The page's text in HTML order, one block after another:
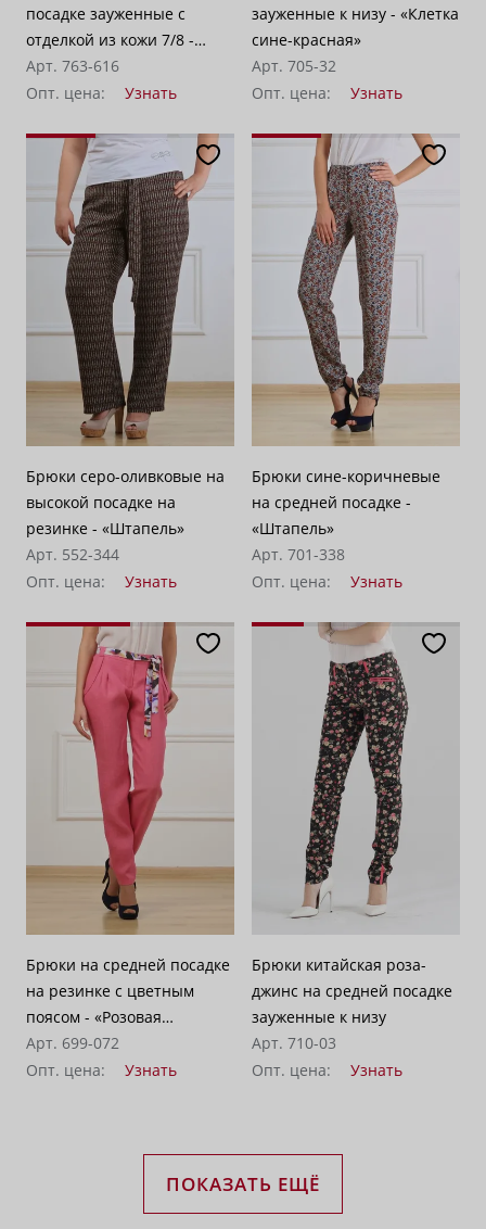
посадке зауженные с
отделкой из кожи 7/8 -
«Полоска резорт»
Арт. 763-616
Опт. цена:
Узнать
зауженные к низу - «Клетка
сине-красная»
Арт. 705-32
Опт. цена:
Узнать
Брюки серо-оливковые на
высокой посадке на
резинке - «Штапель»
Арт. 552-344
Опт. цена:
Узнать
Брюки сине-коричневые
на средней посадке -
«Штапель»
Арт. 701-338
Опт. цена:
Узнать
Брюки на средней посадке
на резинке с цветным
поясом - «Розовая
орхидея»
Арт. 699-072
Опт. цена:
Узнать
Брюки китайская роза-
джинс на средней посадке
зауженные к низу
Арт. 710-03
Опт. цена:
Узнать
ПОКАЗАТЬ ЕЩЁ